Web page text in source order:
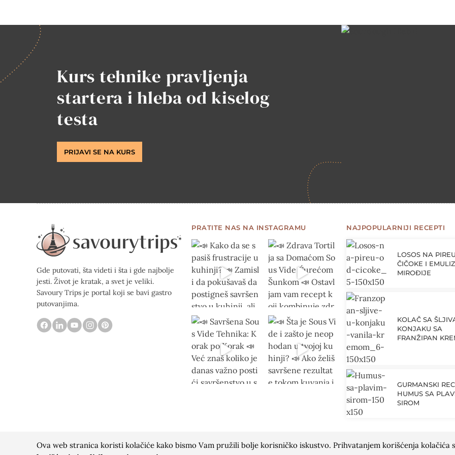
Kurs tehnike pravljenja
startera i hleba od kiselog
testa
PRIJAVI SE NA KURS
Gde putovati, šta videti i šta i gde najbolje
jesti. Život je kratak, a svet je veliki.
Savoury Trips je portal koji se bavi gastro
putovanjima.
PRATITE NAS NA INSTAGRAMU NAJPOPULARNIJI RECEPTI
LOSOS NA
ČIČOKE I
MIROĐIJE
KOLAČ SA
KONJAKU SA
FRANŽIPAN
GURMANSKI
HUMUS SA
SIROM
© 2016 - 2026 Savoury Trips | Sva prava zadržana | razvoj:
Ova web stranica koristi kolačiće kako bismo Vam pružili bolje korisničko iskustvo. Prihvatanjem korišćenja kolačića